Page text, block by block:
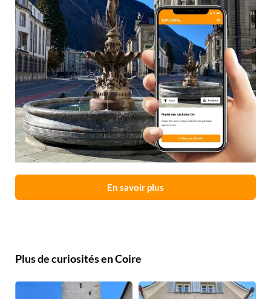
En savoir plus
Plus de curiosités en Coire